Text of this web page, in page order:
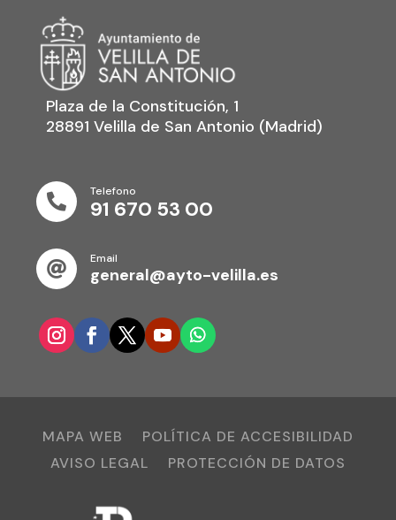
Plaza de la Constitución, 1
28891 Velilla de San Antonio (Madrid)

Telefono
91 670 53 00

Email
general@ayto-velilla.es
MAPA WEB
POLÍTICA DE ACCESIBILIDAD
AVISO LEGAL
PROTECCIÓN DE DATOS